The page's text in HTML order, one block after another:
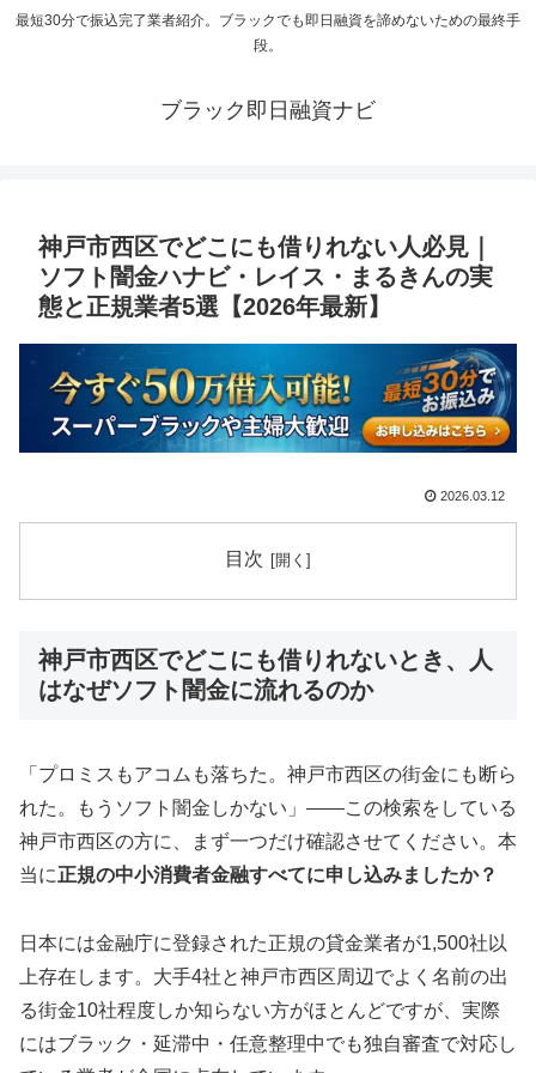
最短30分で振込完了業者紹介。ブラックでも即日融資を諦めないための最終手
段。
ブラック即日融資ナビ
神戸市西区でどこにも借りれない人必見｜
ソフト闇金ハナビ・レイス・まるきんの実
態と正規業者5選【2026年最新】
2026.03.12
目次
神戸市西区でどこにも借りれないとき、人
はなぜソフト闇金に流れるのか
「プロミスもアコムも落ちた。神戸市西区の街金にも断ら
れた。もうソフト闇金しかない」——この検索をしている
神戸市西区の方に、まず一つだけ確認させてください。本
当に正規の中小消費者金融すべてに申し込みましたか？
日本には金融庁に登録された正規の貸金業者が1,500社以
上存在します。大手4社と神戸市西区周辺でよく名前の出
る街金10社程度しか知らない方がほとんどですが、実際
にはブラック・延滞中・任意整理中でも独自審査で対応し